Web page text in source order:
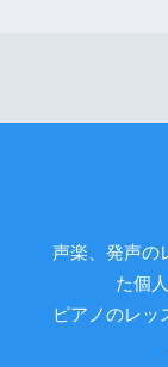
声楽、発声の
た個
ピアノのレッ